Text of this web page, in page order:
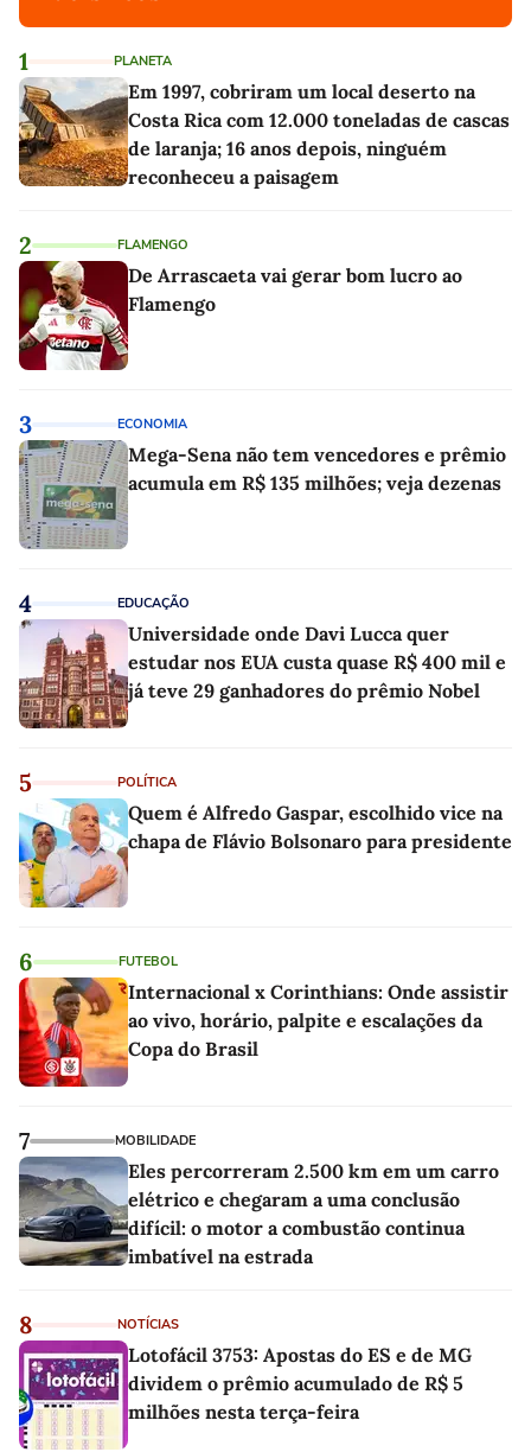
1 PLANETA
Em 1997, cobriram um local deserto na
Costa Rica com 12.000 toneladas de cascas
de laranja; 16 anos depois, ninguém
reconheceu a paisagem
2 FLAMENGO
De Arrascaeta vai gerar bom lucro ao
Flamengo
3 ECONOMIA
Mega-Sena não tem vencedores e prêmio
acumula em R$ 135 milhões; veja dezenas
4 EDUCAÇÃO
Universidade onde Davi Lucca quer
estudar nos EUA custa quase R$ 400 mil e
já teve 29 ganhadores do prêmio Nobel
5 POLÍTICA
Quem é Alfredo Gaspar, escolhido vice na
chapa de Flávio Bolsonaro para presidente
6 FUTEBOL
Internacional x Corinthians: Onde assistir
ao vivo, horário, palpite e escalações da
Copa do Brasil
7 MOBILIDADE
Eles percorreram 2.500 km em um carro
elétrico e chegaram a uma conclusão
difícil: o motor a combustão continua
imbatível na estrada
8 NOTÍCIAS
Lotofácil 3753: Apostas do ES e de MG
dividem o prêmio acumulado de R$ 5
milhões nesta terça-feira